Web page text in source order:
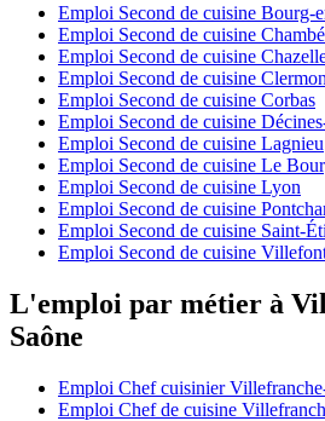
Emploi Second de cuisine Bourg-
Emploi Second de cuisine
Emploi Second de cuisine
Emploi Second de cuisine
Emploi Second de cuisine Corbas
Emploi Second de cuisine
Emploi Second de cuisine Lagnieu
Emploi Second de cuisine Le
Emploi Second de cuisine Lyon
Emploi Second de cuisine
Emploi Second de cuisine Saint-
Emploi Second de cuisine
L'emploi par métier à
Saône
Emploi Chef cuisinier
Emploi Chef de cuisine